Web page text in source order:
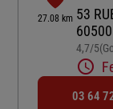
27.08 km 53
4,7/5
03 64